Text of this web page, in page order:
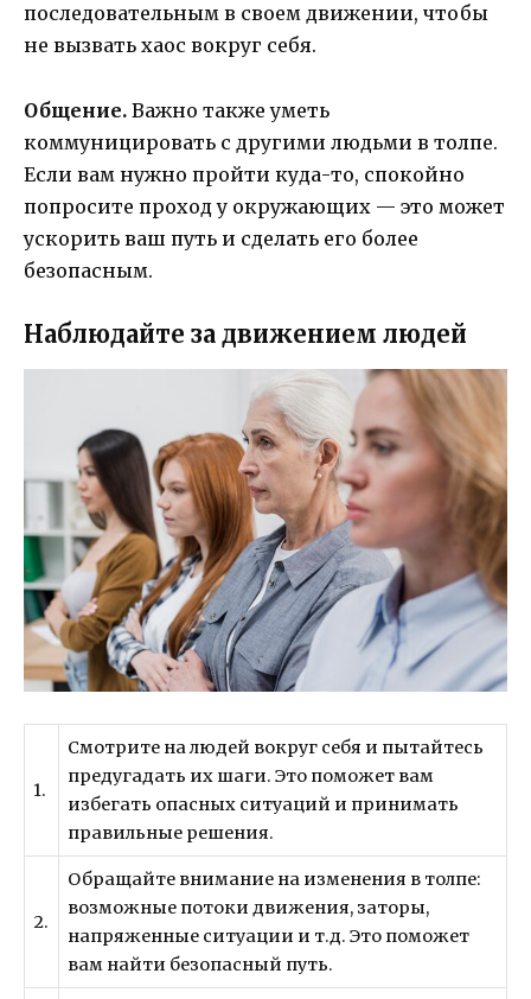
последовательным в своем движении, чтобы
не вызвать хаос вокруг себя.
Общение. Важно также уметь
коммуницировать с другими людьми в толпе.
Если вам нужно пройти куда-то, спокойно
попросите проход у окружающих — это может
ускорить ваш путь и сделать его более
безопасным.
Наблюдайте за движением людей
1.
Смотрите на людей вокруг себя и пытайтесь
предугадать их шаги. Это поможет вам
избегать опасных ситуаций и принимать
правильные решения.
2.
Обращайте внимание на изменения в толпе:
возможные потоки движения, заторы,
напряженные ситуации и т.д. Это поможет
вам найти безопасный путь.